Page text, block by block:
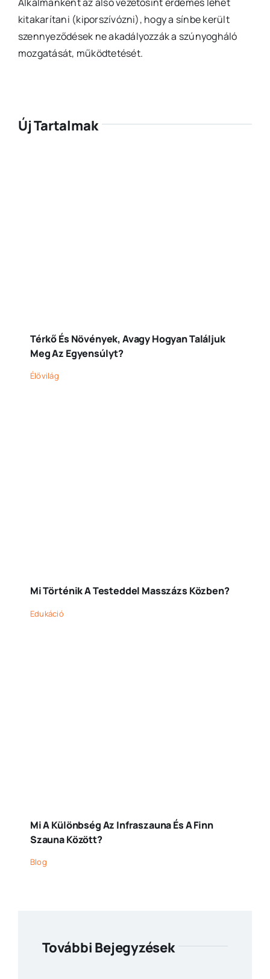
kitakarítani (kiporszívózni), hogy a sínbe került
szennyeződések ne akadályozzák a szúnyogháló
mozgatását, működtetését.
Új Tartalmak
Térkő És Növények, Avagy Hogyan Találjuk
Meg Az Egyensúlyt?
Élővilág
Mi Történik A Testeddel Masszázs Közben?
Edukáció
Mi A Különbség Az Infraszauna És A Finn
Szauna Között?
Blog
További Bejegyzések